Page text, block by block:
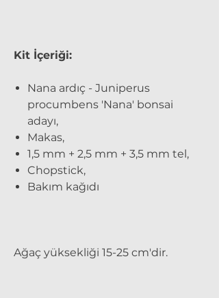
Kit İçeriği:
Nana ardıç - Juniperus
procumbens 'Nana' bonsai
adayı,
Makas,
1,5 mm + 2,5 mm + 3,5 mm tel,
Chopstick,
Bakım kağıdı
Ağaç yüksekliği 15-25 cm'dir.